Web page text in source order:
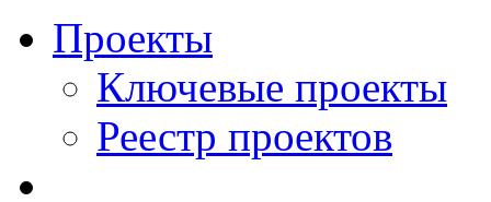
Проекты
Ключевые проекты
Реестр проектов